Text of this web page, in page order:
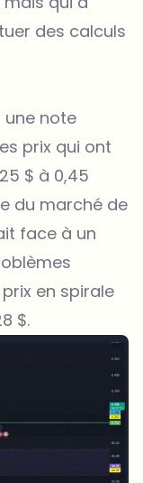
des calculs
une note
prix qui ont
$ à 0,45
du marché de
face à un
en spirale
$.